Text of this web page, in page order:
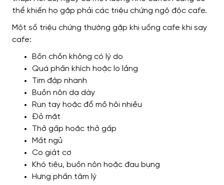
thể khiến họ gặp phải các triệu chứng ngộ độc cafe.
Một số triệu chứng thường gặp khi uống cafe khi say
cafe:
Bồn chồn không có lý do
Quá phấn khích hoặc lo lắng
Tim đập nhanh
Buồn nôn dạ dày
Run tay hoặc đổ mồ hôi nhiều
Đỏ mặt
Thở gấp hoặc thở gấp
Mất ngủ
Co giật cơ
Khó tiêu, buồn nôn hoặc đau bụng
Hưng phấn tâm lý